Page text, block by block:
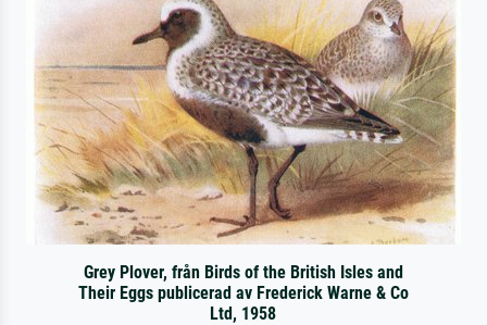
Grey Plover, från Birds of the British Isles and
Their Eggs publicerad av Frederick Warne & Co
Ltd, 1958